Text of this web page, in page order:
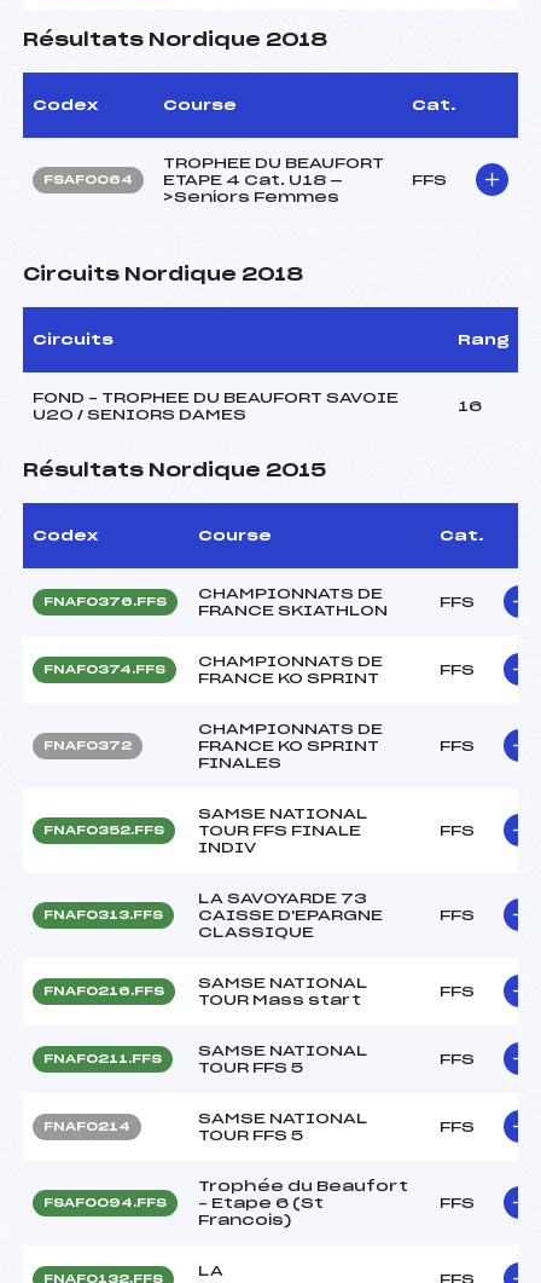
Résultats Nordique 2018
Codex Course Cat.
FSAF0064
TROPHEE DU BEAUFORT
ETAPE 4 Cat. U18 —
>Seniors Femmes
FFS
Circuits Nordique 2018
Circuits Rang
FOND – TROPHEE DU BEAUFORT SAVOIE
U20 / SENIORS DAMES
16
Résultats Nordique 2015
Codex Course Cat.
FNAF0376.FFS
CHAMPIONNATS DE
FRANCE SKIATHLON
FFS
FNAF0374.FFS
CHAMPIONNATS DE
FRANCE KO SPRINT
FFS
FNAF0372
CHAMPIONNATS DE
FRANCE KO SPRINT
FINALES
FFS
FNAF0352.FFS
SAMSE NATIONAL
TOUR FFS FINALE
INDIV
FFS
FNAF0313.FFS
LA SAVOYARDE 73
CAISSE D'EPARGNE
CLASSIQUE
FFS
FNAF0216.FFS
SAMSE NATIONAL
TOUR Mass start
FFS
FNAF0211.FFS
SAMSE NATIONAL
TOUR FFS 5
FFS
FNAF0214
SAMSE NATIONAL
TOUR FFS 5
FFS
FSAF0094.FFS
Trophée du Beaufort
– Etape 6 (St
Francois)
FFS
FNAF0132.FFS
LA
FFS